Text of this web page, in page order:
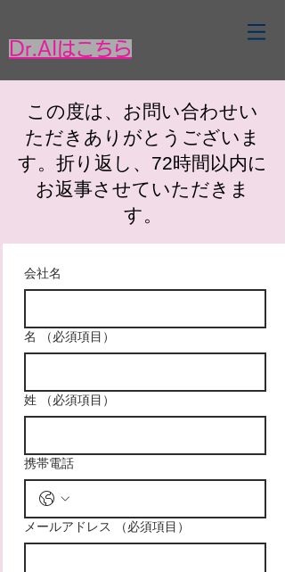
Dr.AIはこちら
​この度は、お問い合わせい
ただきありがとうございま
す。折り返し、72時間以内に
お返事させていただきま
す。
会社名
名 （必須項目）
姓 （必須項目）
携帯電話
メールアドレス （必須項目）